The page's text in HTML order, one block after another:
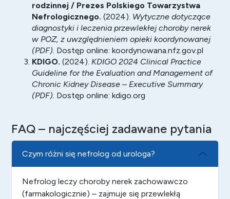
rodzinnej / Prezes Polskiego Towarzystwa
Nefrologicznego. (2024). Wytyczne dotyczące
diagnostyki i leczenia przewlekłej choroby nerek
w POZ, z uwzględnieniem opieki koordynowanej
(PDF). Dostęp online: koordynowana.nfz.gov.pl
KDIGO. (2024). KDIGO 2024 Clinical Practice
Guideline for the Evaluation and Management of
Chronic Kidney Disease – Executive Summary
(PDF). Dostęp online: kdigo.org
FAQ – najczęściej zadawane pytania
Czym różni się nefrolog od urologa?
Nefrolog leczy choroby nerek zachowawczo
(farmakologicznie) – zajmuje się przewlekłą